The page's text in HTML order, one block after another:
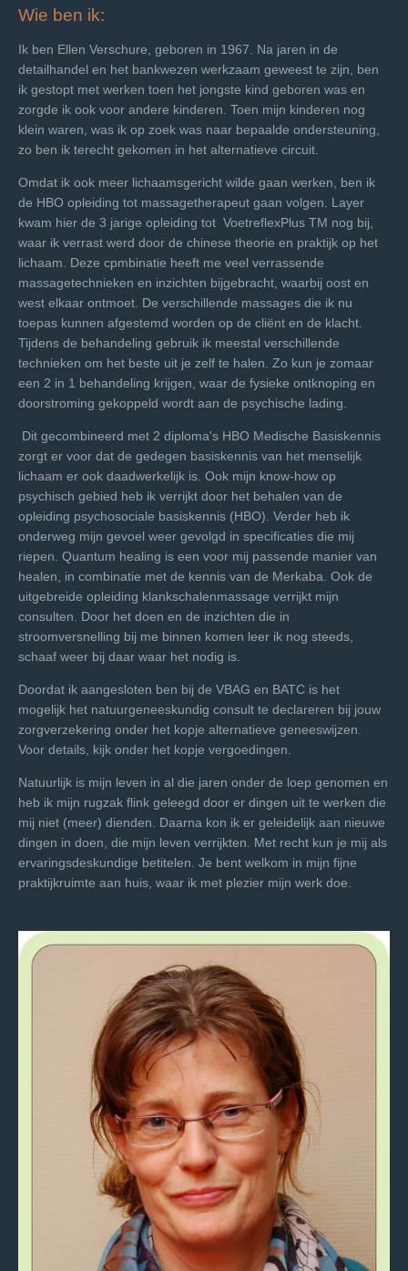
Wie ben ik:
Ik ben Ellen Verschure, geboren in 1967. Na jaren in de
detailhandel en het bankwezen werkzaam geweest te zijn, ben
ik gestopt met werken toen het jongste kind geboren was en
zorgde ik ook voor andere kinderen. Toen mijn kinderen nog
klein waren, was ik op zoek was naar bepaalde ondersteuning,
zo ben ik terecht gekomen in het alternatieve circuit.
Omdat ik ook meer lichaamsgericht wilde gaan werken, ben ik
de HBO opleiding tot massagetherapeut gaan volgen. Layer
kwam hier de 3 jarige opleiding tot VoetreflexPlus TM nog bij,
waar ik verrast werd door de chinese theorie en praktijk op het
lichaam. Deze cpmbinatie heeft me veel verrassende
massagetechnieken en inzichten bijgebracht, waarbij oost en
west elkaar ontmoet. De verschillende massages die ik nu
toepas kunnen afgestemd worden op de cliënt en de klacht.
Tijdens de behandeling gebruik ik meestal verschillende
technieken om het beste uit je zelf te halen. Zo kun je zomaar
een 2 in 1 behandeling krijgen, waar de fysieke ontknoping en
doorstroming gekoppeld wordt aan de psychische lading.
Dit gecombineerd met 2 diploma's HBO Medische Basiskennis
zorgt er voor dat de gedegen basiskennis van het menselijk
lichaam er ook daadwerkelijk is. Ook mijn know-how op
psychisch gebied heb ik verrijkt door het behalen van de
opleiding psychosociale basiskennis (HBO). Verder heb ik
onderweg mijn gevoel weer gevolgd in specificaties die mij
riepen. Quantum healing is een voor mij passende manier van
healen, in combinatie met de kennis van de Merkaba. Ook de
uitgebreide opleiding klankschalenmassage verrijkt mijn
consulten. Door het doen en de inzichten die in
stroomversnelling bij me binnen komen leer ik nog steeds,
schaaf weer bij daar waar het nodig is.
Doordat ik aangesloten ben bij de VBAG en BATC is het
mogelijk het natuurgeneeskundig consult te declareren bij jouw
zorgverzekering onder het kopje alternatieve geneeswijzen.
Voor details, kijk onder het kopje vergoedingen.
Natuurlijk is mijn leven in al die jaren onder de loep genomen en
heb ik mijn rugzak flink geleegd door er dingen uit te werken die
mij niet (meer) dienden. Daarna kon ik er geleidelijk aan nieuwe
dingen in doen, die mijn leven verrijkten. Met recht kun je mij als
ervaringsdeskundige betitelen. Je bent welkom in mijn fijne
praktijkruimte aan huis, waar ik met plezier mijn werk doe.